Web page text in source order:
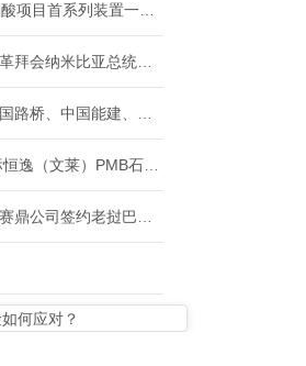
【印尼3×100万吨/年硫磺制酸项目首系列装置一次投料成功】
【中国化学工程董事长莫鼎革拜会纳米比亚总统内通博·南迪-恩代特瓦】
【10大新签 | 中国建筑、中国路桥、中国能建、中国化学等海外中标新签】
【 中化学华晋公司成功中标恒逸（文莱）PMB石化二期强夯地基处理工程】
【进军水电领域！中国化学赛鼎公司签约老挝巴克农水电站项目】